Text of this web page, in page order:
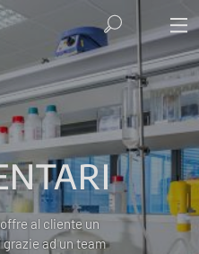
al cliente un
grazie ad un team